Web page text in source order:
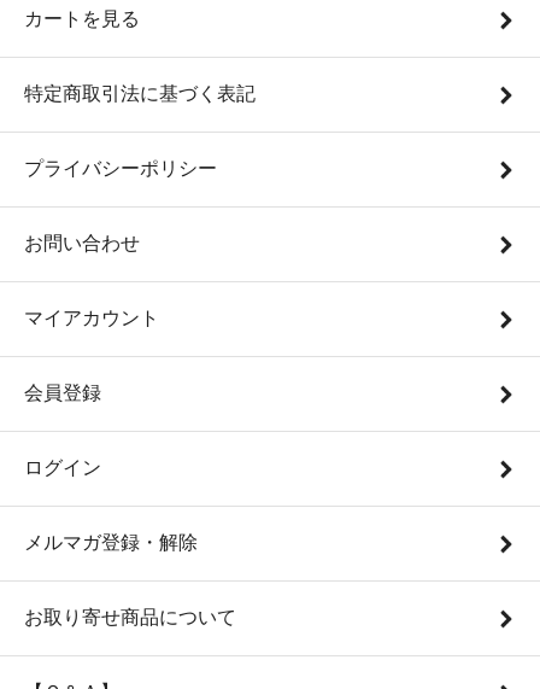
カートを見る
特定商取引法に基づく表記
プライバシーポリシー
お問い合わせ
マイアカウント
会員登録
ログイン
メルマガ登録・解除
お取り寄せ商品について